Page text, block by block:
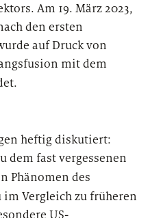
Am 19. März 2023,
den ersten
auf Druck von
mit dem
heftig diskutiert:
dem fast vergessenen
Phänomen des
im Vergleich zu früheren
US-